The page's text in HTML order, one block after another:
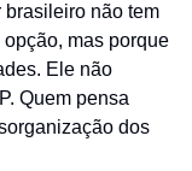
brasileiro não tem
mas porque
Ele não
Quem pensa
dos